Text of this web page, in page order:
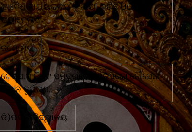
'ଅବୈଧ କାର୍ଯ୍ୟକଳାପ'କୁ ଦାୟୀ କରିଛି UGC
ପ୍ୟାନେଲ
ଜଣେ ମୃତ
ଟେକ୍ସାସ ନିକଟ ସମୁଦ୍ରରେ ମେକ୍ସିକୋ ନୌସେନା
ବିମାନ ଦୁର୍ଘଟଣା
ଡି)ଉଚ୍ଚ ବିଦ୍ୟାଳୟ